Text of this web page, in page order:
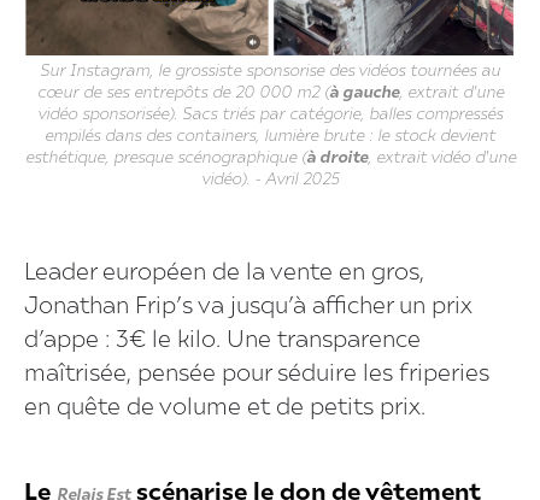
Sur Instagram, le grossiste sponsorise des vidéos tournées au
cœur de ses entrepôts de 20 000 m2 (à gauche, extrait d'une
vidéo sponsorisée). Sacs triés par catégorie, balles compressés
empilés dans des containers, lumière brute : le stock devient
esthétique, presque scénographique (à droite, extrait vidéo d'une
vidéo). - Avril 2025
Leader européen de la vente en gros,
Jonathan Frip’s va jusqu’à afficher un prix
d’appe : 3€ le kilo. Une transparence
maîtrisée, pensée pour séduire les friperies
en quête de volume et de petits prix.
Le Relais Estscénarise le don de vêtement